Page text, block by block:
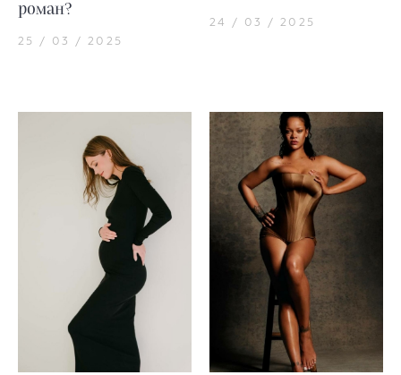
роман?
25 / 03 / 2025
24 / 03 / 2025